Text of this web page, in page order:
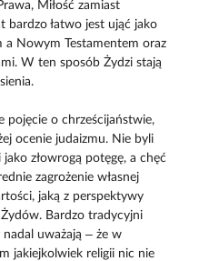
Miłość zamiast
bardzo łatwo jest ująć jako
a Nowym Testamentem oraz
W ten sposób Żydzi stają
pojęcie o chrześcijaństwie,
ocenie judaizmu. Nie byli
złowrogą potęgę, a chęć
zagrożenie własnej
jaką z perspektywy
Bardzo tradycyjni
nadal uważają – że w
jakiejkolwiek religii nic nie